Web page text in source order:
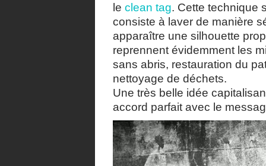
le clean tag. Cette technique
consiste à laver de manière
apparaître une silhouette
reprennent évidemment les
sans abris, restauration du
nettoyage de déchets.
Une très belle idée
accord parfait avec le